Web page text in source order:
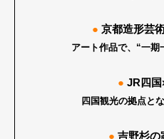
● 京都造形芸
アート作品で、“一期
● JR四
四国観光の拠点と
● 吉野杉